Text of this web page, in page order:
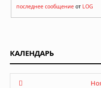
последнее сообщение от LOG
КАЛЕНДАРЬ